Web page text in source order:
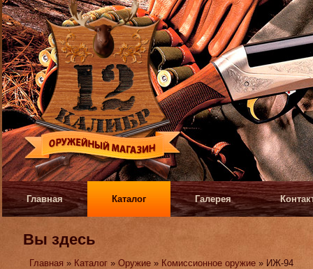
Главная Каталог Галерея
Вы здесь
Главная » Каталог »Оружие » Комиссионное оружие » ИЖ-94